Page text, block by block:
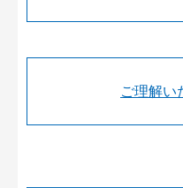
ご理解い